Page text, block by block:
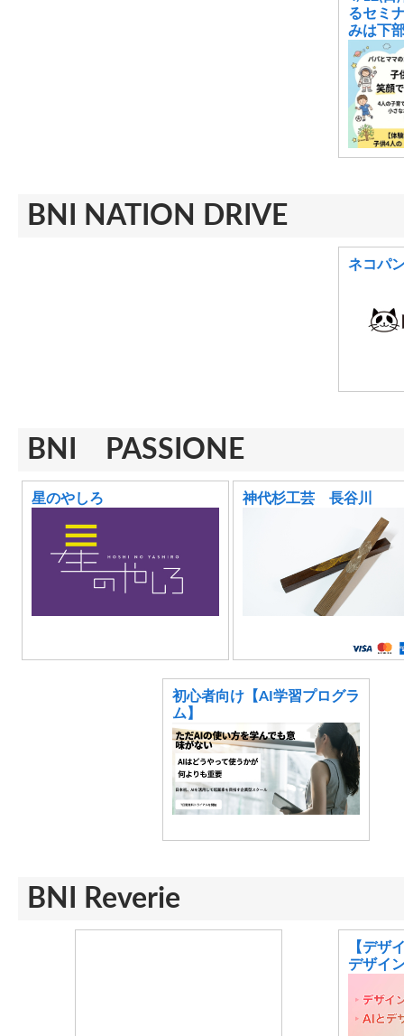
るセミ
みは下
BNI NATION DRIVE
ネコパ
BNI PASSIONE
星のやしろ 神代杉工芸 長谷川
初心者向け【AI学習プログラ
ム】
BNI Reverie
【デザ
デザイ